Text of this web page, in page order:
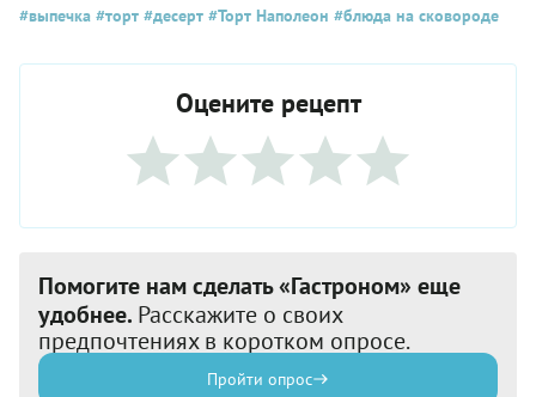
#выпечка #торт #десерт #Торт Наполеон #блюда на сковороде
Оцените рецепт
Помогите нам сделать «Гастроном» еще
удобнее. Расскажите о своих
предпочтениях в коротком опросе.
Пройти опрос